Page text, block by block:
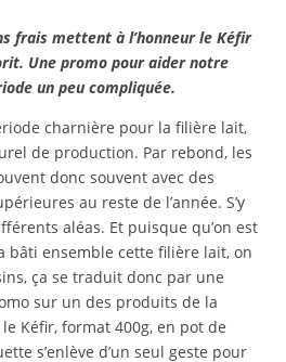
frais mettent à l’honneur le Kéfir
Une promo pour aider notre
un peu compliquée.
charnière pour la filière lait,
de production. Par rebond, les
donc souvent avec des
au reste de l’année. S’y
aléas. Et puisque qu’on est
bâti ensemble cette filière lait, on
ça se traduit donc par une
sur un des produits de la
Kéfir, format 400g, en pot de
s’enlève d’un seul geste pour